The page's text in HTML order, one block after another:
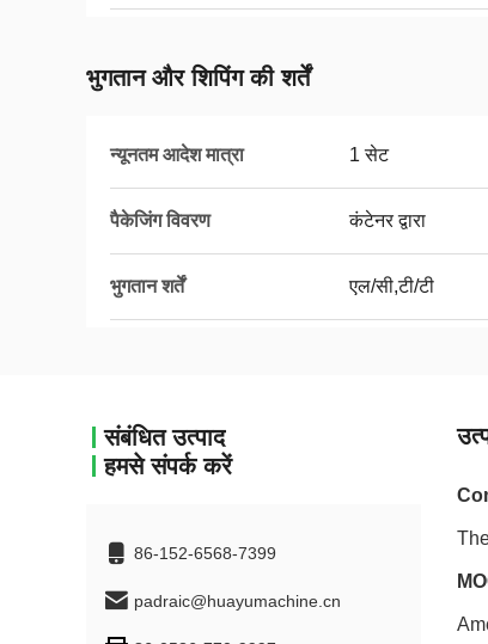
भुगतान और शिपिंग की शर्तें
न्यूनतम आदेश मात्रा 1 सेट
पैकेजिंग विवरण कंटेनर द्वारा
भुगतान शर्तें एल/सी,टी/टी
संबंधित उत्पाद
हमसे संपर्क करें
86-152-6568-7399
padraic@huayumachine.cn